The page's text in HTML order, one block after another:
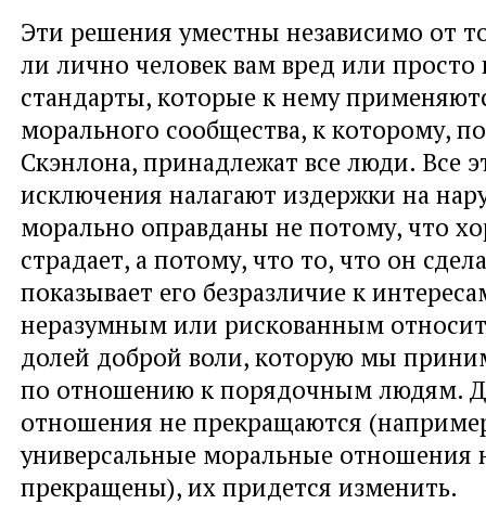
Эти решения уместны независимо от
ли лично человек вам вред или
стандарты, которые к нему
морального сообщества, к которому,
Скэнлона, принадлежат все люди. Все
исключения налагают издержки на
морально оправданы не потому, что
страдает, а потому, что то, что он
показывает его безразличие к
неразумным или рискованным
долей доброй воли, которую мы
по отношению к порядочным людям.
отношения не прекращаются
универсальные моральные отношения
прекращены), их придется изменить.